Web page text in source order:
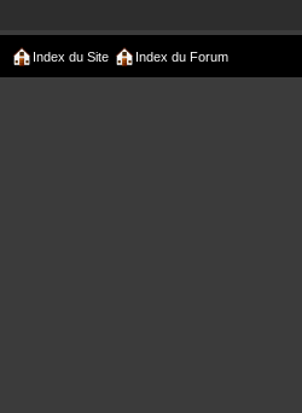
Index du Site Index du Forum